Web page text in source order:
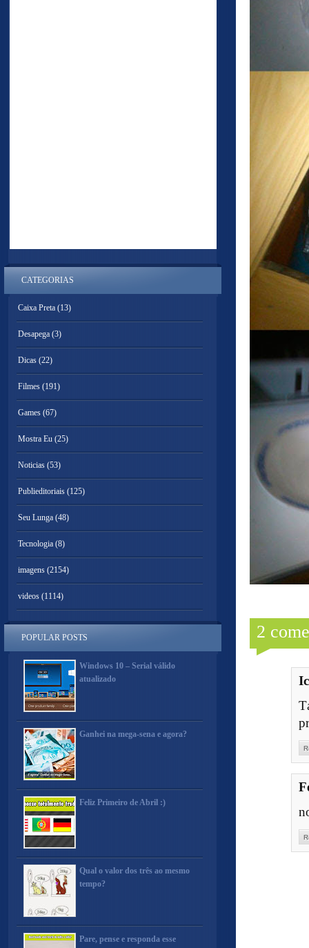
2
CATEGORIAS
Caixa Preta (13)
Desapega (3)
Dicas (22)
Filmes (191)
Games (67)
Mostra Eu (25)
Noticias (53)
Publieditoriais (125)
Seu Lunga (48)
Tecnologia (8)
imagens (2154)
videos (1114)
POPULAR POSTS
Windows 10 – Serial válido
atualizado
Ganhei na mega-sena e agora?
Feliz Primeiro de Abril :)
Qual o valor dos três ao mesmo
tempo?
Pare, pense e responda esse